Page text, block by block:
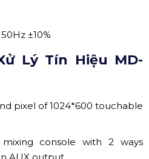
±10%
Lý Tín Hiệu MD-
pixel of 1024*600 touchable
console with 2 ways